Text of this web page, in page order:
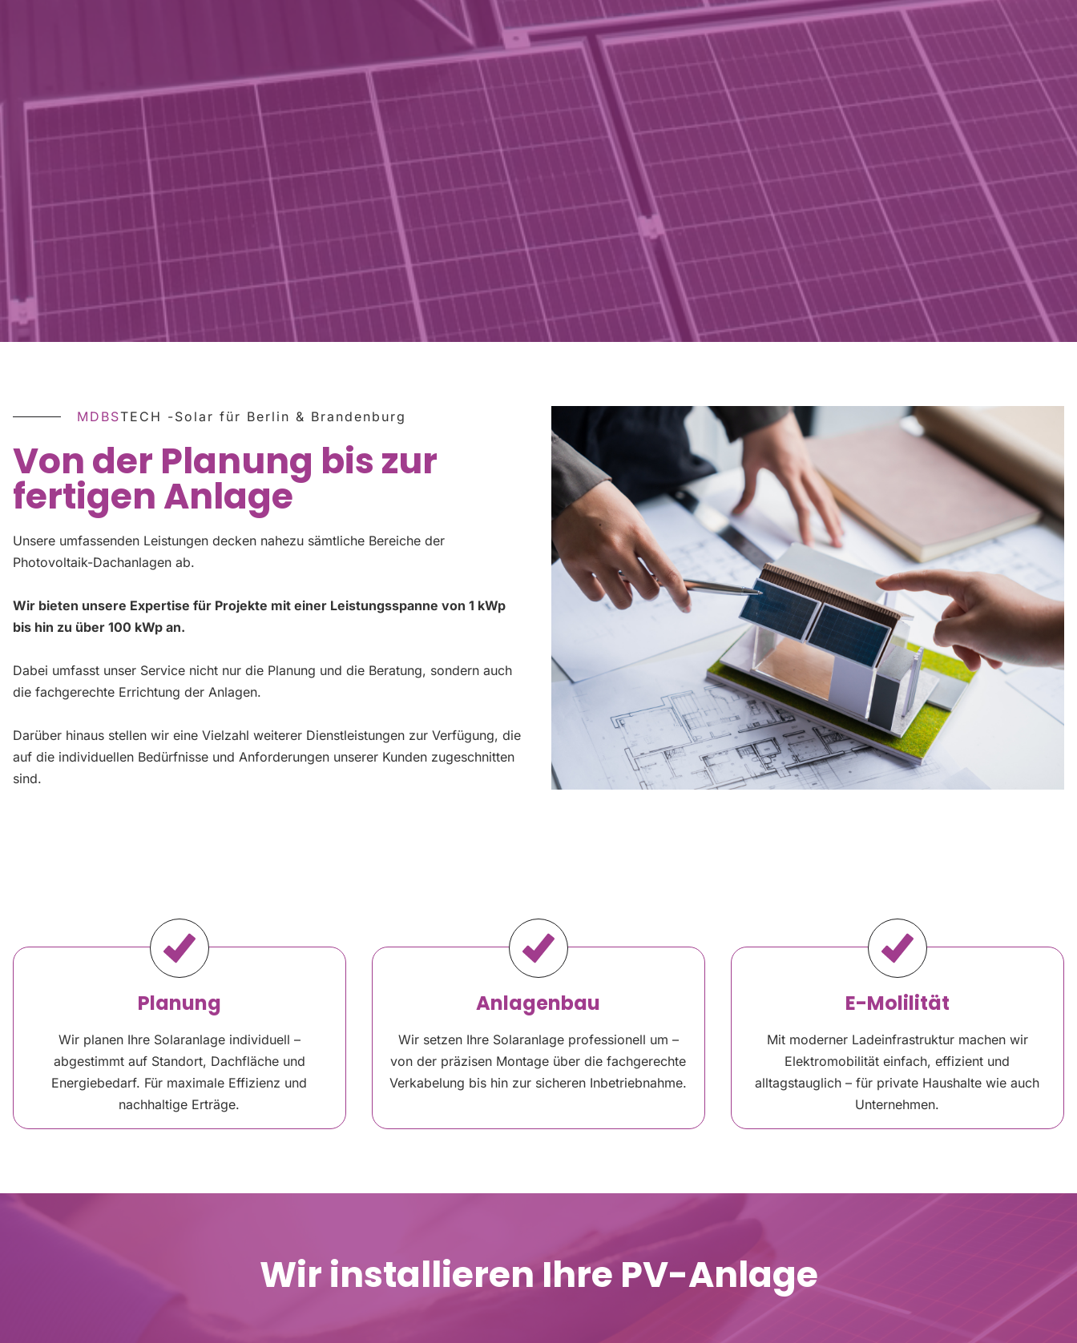
MDBSTECH -Solar für Berlin & Brandenburg
Von der Planung bis zur
fertigen Anlage
Unsere umfassenden Leistungen decken nahezu sämtliche Bereiche der
Photovoltaik-Dachanlagen ab.
Wir bieten unsere Expertise für Projekte mit einer Leistungsspanne von 1 kWp
bis hin zu über 100 kWp an.
Dabei umfasst unser Service nicht nur die Planung und die Beratung, sondern auch
die fachgerechte Errichtung der Anlagen.
Darüber hinaus stellen wir eine Vielzahl weiterer Dienstleistungen zur Verfügung, die
auf die individuellen Bedürfnisse und Anforderungen unserer Kunden zugeschnitten
sind.
Planung
Wir planen Ihre Solaranlage individuell –
abgestimmt auf Standort, Dachfläche und
Energiebedarf. Für maximale Effizienz und
nachhaltige Erträge.
Anlagenbau
Wir setzen Ihre Solaranlage professionell um –
von der präzisen Montage über die fachgerechte
Verkabelung bis hin zur sicheren Inbetriebnahme.
E-Molilität
Mit moderner Ladeinfrastruktur machen wir
Elektromobilität einfach, effizient und
alltagstauglich – für private Haushalte wie auch
Unternehmen.
Wir installieren Ihre PV-Anlage